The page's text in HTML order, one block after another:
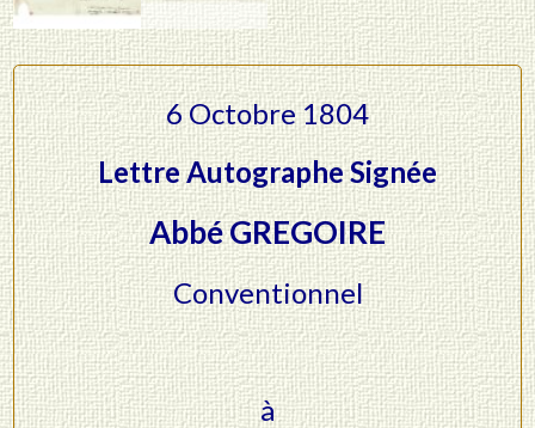
6 Octobre 1804
Lettre Autographe Signée
Abbé GREGOIRE
Conventionnel
à